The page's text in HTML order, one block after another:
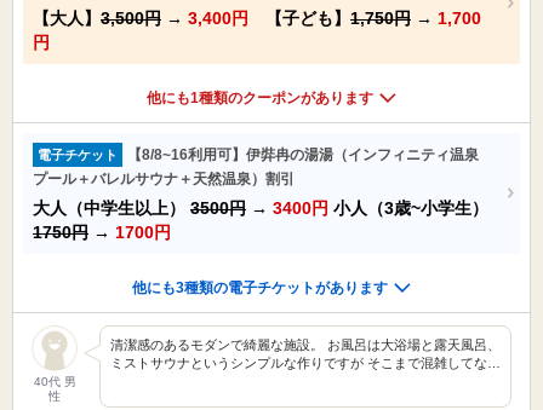
【大人】 3,500円 → 3,400円 【子ども】 1,750円 → 1,700
円
他にも1種類のクーポンがあります
電子チケット
【8/8~16利用可】伊弉冉の湯湯（インフィニティ温泉
プール＋バレルサウナ＋天然温泉）割引
大人（中学生以上） 3500円 → 3400円 小人（3歳~小学生）
1750円 → 1700円
他にも3種類の電子チケットがあります
40代 男
性
清潔感のあるモダンで綺麗な施設。 お風呂は大浴場と露天風呂、
ミストサウナというシンプルな作りですが そこまで混雑してな…